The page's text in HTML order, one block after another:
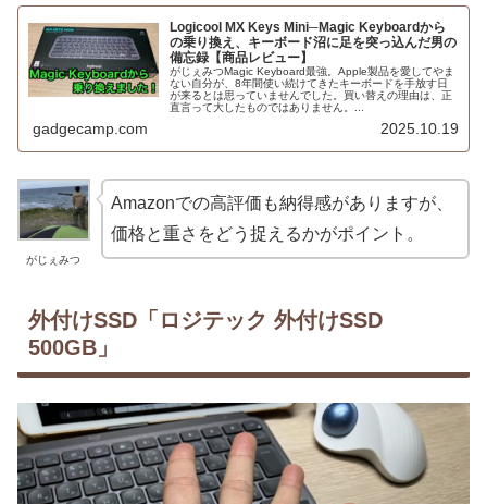
Logicool MX Keys Mini─Magic Keyboardから
の乗り換え、キーボード沼に足を突っ込んだ男の
備忘録【商品レビュー】
がじぇみつMagic Keyboard最強。Apple製品を愛してやま
ない自分が、8年間使い続けてきたキーボードを手放す日
が来るとは思っていませんでした。買い替えの理由は、正
直言って大したものではありません。...
gadgecamp.com 2025.10.19
がじぇみつ
Amazonでの高評価も納得感がありますが、
価格と重さをどう捉えるかがポイント。
外付けSSD「ロジテック 外付けSSD
500GB」